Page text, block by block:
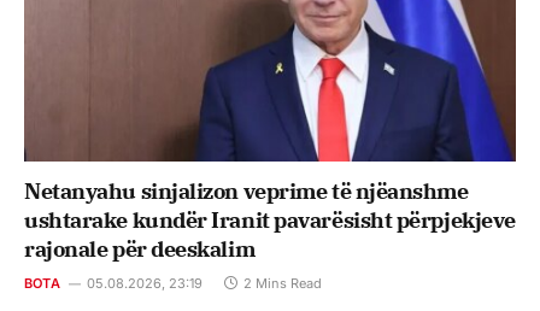
Netanyahu sinjalizon veprime të njëanshme
ushtarake kundër Iranit pavarësisht përpjekjeve
rajonale për deeskalim
BOTA 05.08.2026, 23:19 2 Mins Read